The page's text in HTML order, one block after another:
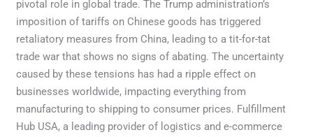
pivotal role in global trade. The Trump administration’s
imposition of tariffs on Chinese goods has triggered
retaliatory measures from China, leading to a tit-for-tat
trade war that shows no signs of abating. The uncertainty
caused by these tensions has had a ripple effect on
businesses worldwide, impacting everything from
manufacturing to shipping to consumer prices. Fulfillment
Hub USA, a leading provider of logistics and e-commerce